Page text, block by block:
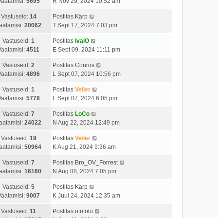
Vastuseid: 14
20062
Postitas Kärp
T Sept 17, 2024 7:03 pm
Vastuseid: 1
4511
Postitas ivalO
E Sept 09, 2024 11:11 pm
Vastuseid: 2
4896
Postitas Conros
L Sept 07, 2024 10:56 pm
Vastuseid: 1
5778
Postitas Veiler
L Sept 07, 2024 6:05 pm
Vastuseid: 7
24022
Postitas LoCo
N Aug 22, 2024 12:49 pm
Vastuseid: 19
50964
Postitas Veiler
K Aug 21, 2024 9:36 am
Vastuseid: 7
16160
Postitas Bro_OV_Forrest
N Aug 08, 2024 7:05 pm
Vastuseid: 5
9007
Postitas Kärp
K Juul 24, 2024 12:35 am
Vastuseid: 11
Postitas otofoto